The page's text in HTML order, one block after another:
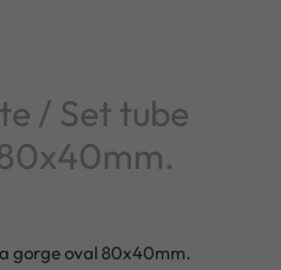
/ Set tube
gorge oval 80x40mm.